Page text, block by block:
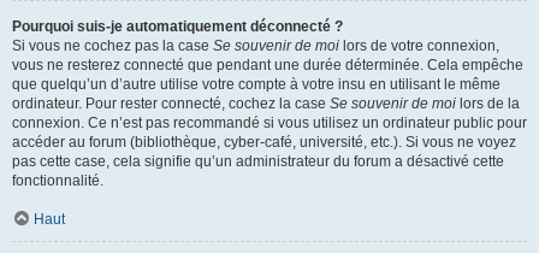
Pourquoi suis-je automatiquement déconnecté ?
Si vous ne cochez pas la case Se souvenir de moi lors de votre connexion,
vous ne resterez connecté que pendant une durée déterminée. Cela empêche
que quelqu’un d’autre utilise votre compte à votre insu en utilisant le même
ordinateur. Pour rester connecté, cochez la case Se souvenir de moi lors de la
connexion. Ce n’est pas recommandé si vous utilisez un ordinateur public pour
accéder au forum (bibliothèque, cyber-café, université, etc.). Si vous ne voyez
pas cette case, cela signifie qu’un administrateur du forum a désactivé cette
fonctionnalité.
Haut